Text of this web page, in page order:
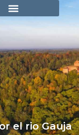
el rio Gauja